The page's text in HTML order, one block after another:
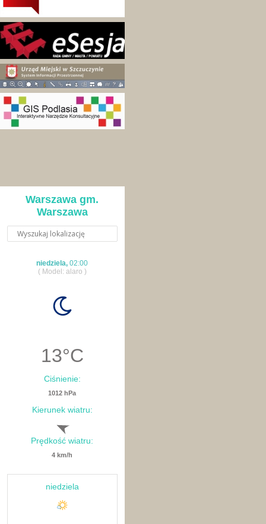
Warszawa gm.
Warszawa
niedziela,02:00
( Model: alaro )
13°C
Ciśnienie:
1012 hPa
Kierunek wiatru:
Prędkość wiatru:
4 km/h
niedziela